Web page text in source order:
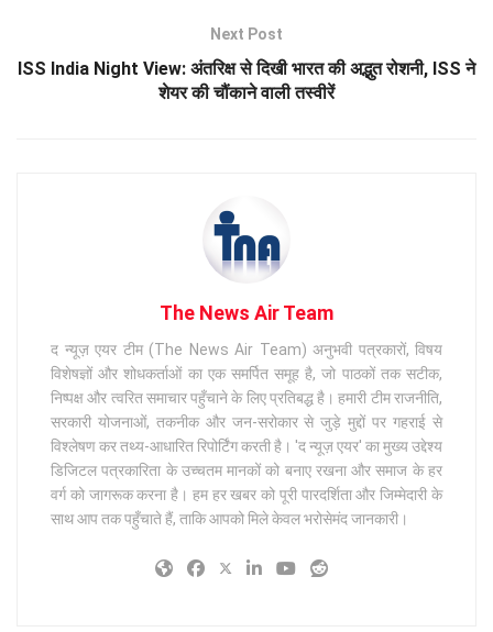
Next Post
ISS India Night View: अंतरिक्ष से दिखी भारत की अद्भुत रोशनी, ISS ने
शेयर की चौंकाने वाली तस्वीरें
The News Air Team
द न्यूज़ एयर टीम (The News Air Team) अनुभवी पत्रकारों, विषय
विशेषज्ञों और शोधकर्ताओं का एक समर्पित समूह है, जो पाठकों तक सटीक,
निष्पक्ष और त्वरित समाचार पहुँचाने के लिए प्रतिबद्ध है। हमारी टीम राजनीति,
सरकारी योजनाओं, तकनीक और जन-सरोकार से जुड़े मुद्दों पर गहराई से
विश्लेषण कर तथ्य-आधारित रिपोर्टिंग करती है। 'द न्यूज़ एयर' का मुख्य उद्देश्य
डिजिटल पत्रकारिता के उच्चतम मानकों को बनाए रखना और समाज के हर
वर्ग को जागरूक करना है। हम हर खबर को पूरी पारदर्शिता और जिम्मेदारी के
साथ आप तक पहुँचाते हैं, ताकि आपको मिले केवल भरोसेमंद जानकारी।